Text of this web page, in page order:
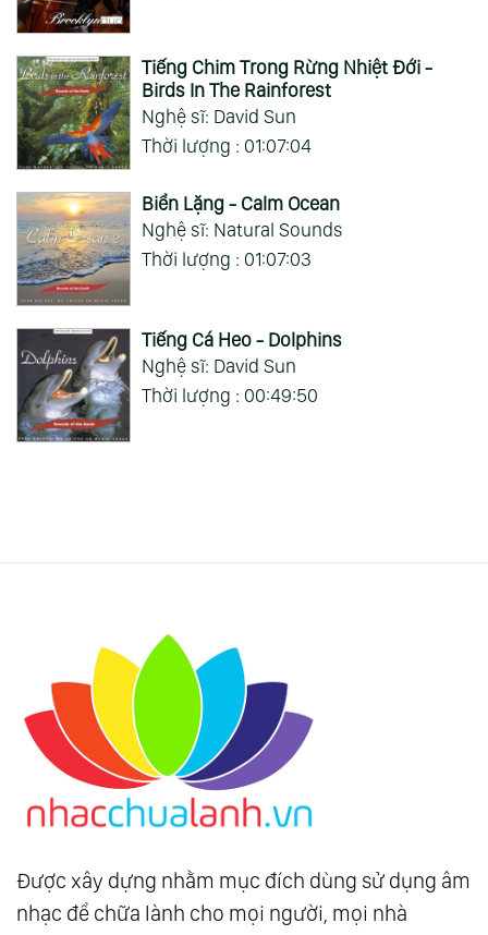
Tiếng Chim Trong Rừng Nhiệt Đới -
Birds In The Rainforest
Nghệ sĩ: David Sun
Thời lượng : 01:07:04
Biển Lặng - Calm Ocean
Nghệ sĩ: Natural Sounds
Thời lượng : 01:07:03
Tiếng Cá Heo - Dolphins
Nghệ sĩ: David Sun
Thời lượng : 00:49:50
Được xây dựng nhằm mục đích dùng sử dụng âm
nhạc để chữa lành cho mọi người, mọi nhà